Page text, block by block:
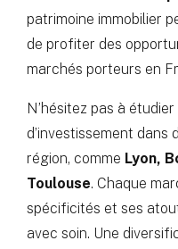
patrimoine immobilier
de profiter des
marchés porteurs en
N’hésitez pas à
d’investissement dans
région, comme Lyon,
Toulouse. Chaque
spécificités et ses
avec soin. Une